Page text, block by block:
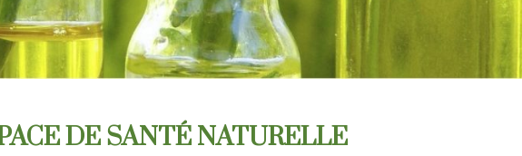
DE SANTÉ NATURELLE